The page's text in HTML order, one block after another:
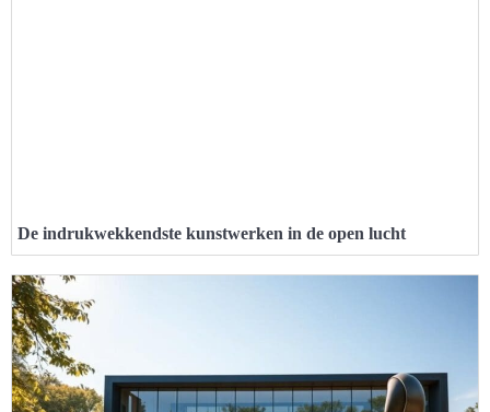
De indrukwekkendste kunstwerken in de open lucht